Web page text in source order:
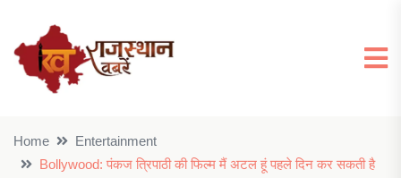
Home
Entertainment
Bollywood: पंकज त्रिपाठी की फिल्म मैं अटल हूं पहले दिन कर सकती है